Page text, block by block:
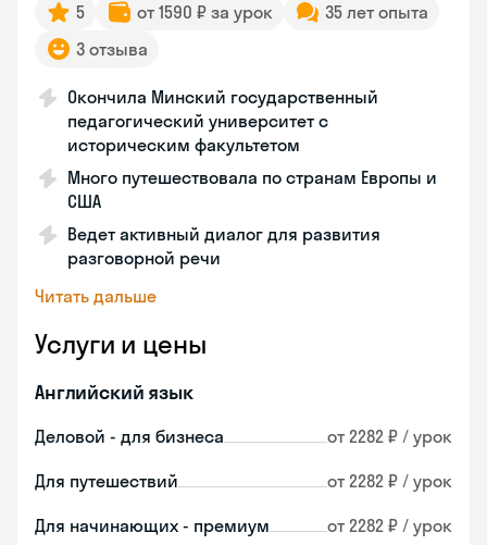
5 от 1590 ₽ за урок
35 лет опыта
3 отзыва
Окончила Минский государственный
педагогический университет с
историческим факультетом
Много путешествовала по странам Европы и
США
Ведет активный диалог для развития
разговорной речи
Читать дальше
Услуги и цены
Английский язык
Деловой - для бизнеса от 2282 ₽ / урок
Для путешествий от 2282 ₽ / урок
Для начинающих - премиум от 2282 ₽ / урок